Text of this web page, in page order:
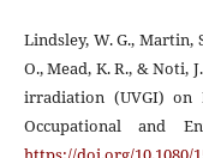
Lindsley, W. G., Martin,
O., Mead, K. R., & Noti,
irradiation (UVGI) on
Occupational and